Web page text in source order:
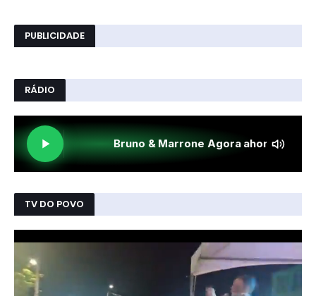
PUBLICIDADE
RÁDIO
TV DO POVO